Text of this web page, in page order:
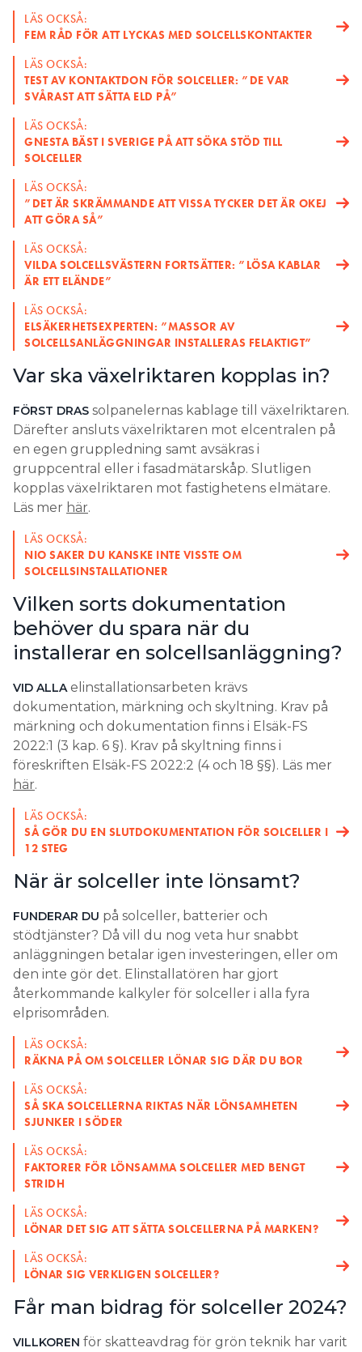
LÄS OCKSÅ:
FEM RÅD FÖR ATT LYCKAS MED SOLCELLSKONTAKTER
LÄS OCKSÅ:
TEST AV KONTAKTDON FÖR SOLCELLER: ”DE VAR
SVÅRAST ATT SÄTTA ELD PÅ”
LÄS OCKSÅ:
GNESTA BÄST I SVERIGE PÅ ATT SÖKA STÖD TILL
SOLCELLER
LÄS OCKSÅ:
”DET ÄR SKRÄMMANDE ATT VISSA TYCKER DET ÄR OKEJ
ATT GÖRA SÅ”
LÄS OCKSÅ:
VILDA SOLCELLSVÄSTERN FORTSÄTTER: ”LÖSA KABLAR
ÄR ETT ELÄNDE”
LÄS OCKSÅ:
ELSÄKERHETSEXPERTEN: ”MASSOR AV
SOLCELLSANLÄGGNINGAR INSTALLERAS FELAKTIGT”
Var ska växelriktaren kopplas in?
FÖRST DRAS solpanelernas kablage till växelriktaren.
Därefter ansluts växelriktaren mot elcentralen på
en egen gruppledning samt avsäkras i
gruppcentral eller i fasadmätarskåp. Slutligen
kopplas växelriktaren mot fastighetens elmätare.
Läs mer här.
LÄS OCKSÅ:
NIO SAKER DU KANSKE INTE VISSTE OM
SOLCELLSINSTALLATIONER
Vilken sorts dokumentation
behöver du spara när du
installerar en solcellsanläggning?
VID ALLA elinstallationsarbeten krävs
dokumentation, märkning och skyltning. Krav på
märkning och dokumentation finns i Elsäk-FS
2022:1 (3 kap. 6 §). Krav på skyltning finns i
föreskriften Elsäk-FS 2022:2 (4 och 18 §§). Läs mer
här.
LÄS OCKSÅ:
SÅ GÖR DU EN SLUTDOKUMENTATION FÖR SOLCELLER I
12 STEG
När är solceller inte lönsamt?
FUNDERAR DU på solceller, batterier och
stödtjänster? Då vill du nog veta hur snabbt
anläggningen betalar igen investeringen, eller om
den inte gör det. Elinstallatören har gjort
återkommande kalkyler för solceller i alla fyra
elprisområden.
LÄS OCKSÅ:
RÄKNA PÅ OM SOLCELLER LÖNAR SIG DÄR DU BOR
LÄS OCKSÅ:
SÅ SKA SOLCELLERNA RIKTAS NÄR LÖNSAMHETEN
SJUNKER I SÖDER
LÄS OCKSÅ:
FAKTORER FÖR LÖNSAMMA SOLCELLER MED BENGT
STRIDH
LÄS OCKSÅ:
LÖNAR DET SIG ATT SÄTTA SOLCELLERNA PÅ MARKEN?
LÄS OCKSÅ:
LÖNAR SIG VERKLIGEN SOLCELLER?
Får man bidrag för solceller 2024?
VILLKOREN för skatteavdrag för grön teknik har varit